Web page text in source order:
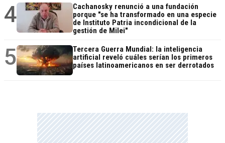
4
Cachanosky renunció a una fundación
porque "se ha transformado en una especie
de Instituto Patria incondicional de la
gestión de Milei"
5
Tercera Guerra Mundial: la inteligencia
artificial reveló cuáles serían los primeros
países latinoamericanos en ser derrotados